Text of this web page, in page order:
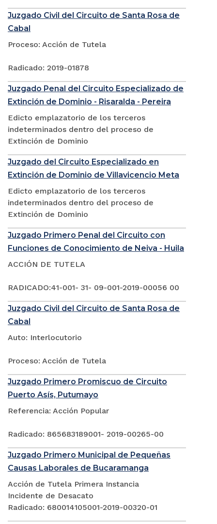
Juzgado Civil del Circuito de Santa Rosa de
Cabal
Proceso: Acción de Tutela
Radicado: 2019-01878
Juzgado Penal del Circuito Especializado de
Extinción de Dominio - Risaralda - Pereira
Edicto emplazatorio de los terceros
indeterminados dentro del proceso de
Extinción de Dominio
Juzgado del Circuito Especializado en
Extinción de Dominio de Villavicencio Meta
Edicto emplazatorio de los terceros
indeterminados dentro del proceso de
Extinción de Dominio
Juzgado Primero Penal del Circuito con
Funciones de Conocimiento de Neiva - Huila
ACCIÓN DE TUTELA
RADICADO:41-001- 31- 09-001-2019-00056 00
Juzgado Civil del Circuito de Santa Rosa de
Cabal
Auto: Interlocutorio
Proceso: Acción de Tutela
Juzgado Primero Promiscuo de Circuito
Puerto Asís, Putumayo
Referencia: Acción Popular
Radicado: 865683189001- 2019-00265-00
Juzgado Primero Municipal de Pequeñas
Causas Laborales de Bucaramanga
Acción de Tutela Primera Instancia
Incidente de Desacato
Radicado: 680014105001-2019-00320-01